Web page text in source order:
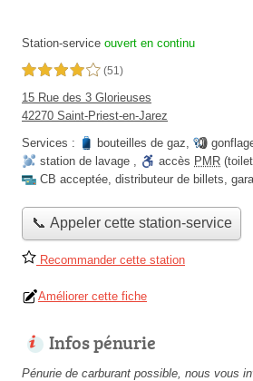
Station-service ouvert en continu
4,0 étoiles sur 5 (51)
15 Rue des 3 Glorieuses
42270 Saint-Priest-en-Jarez
Services :
bouteilles de gaz,
station de lavage , accès PMR
CB acceptée, distributeur de billets,
📞 Appeler cette station-service
Recommander cette station
Améliorer cette fiche
Infos pénurie
Pénurie de carburant possible, nous vous